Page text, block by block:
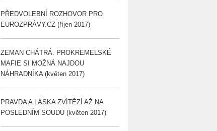
PŘEDVOLEBNÍ ROZHOVOR PRO
EUROZPRÁVY.CZ (říjen 2017)
ZEMAN CHÁTRÁ. PROKREMELSKÉ
MAFIE SI MOŽNÁ NAJDOU
NÁHRADNÍKA (květen 2017)
PRAVDA A LÁSKA ZVÍTĚZÍ AŽ NA
POSLEDNÍM SOUDU (květen 2017)